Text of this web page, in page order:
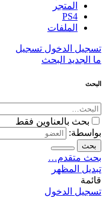
المتجر
PS4
الملفات
تسجيل الدخول تسجيل
ما الجديد البحث
البحث
بحث بالعناوين فقط
بواسطة:
بحث
بحث متقدم…
تبديل المظهر
قائمة
تسجيل الدخول